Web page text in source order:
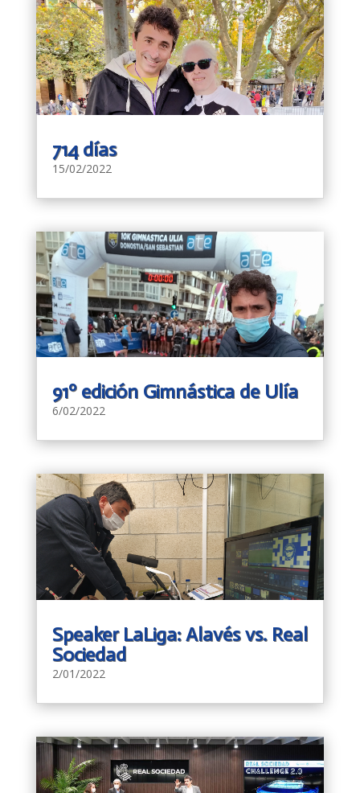
714 días
15/02/2022
91º edición Gimnástica de Ulía
6/02/2022
Speaker LaLiga: Alavés vs. Real
Sociedad
2/01/2022